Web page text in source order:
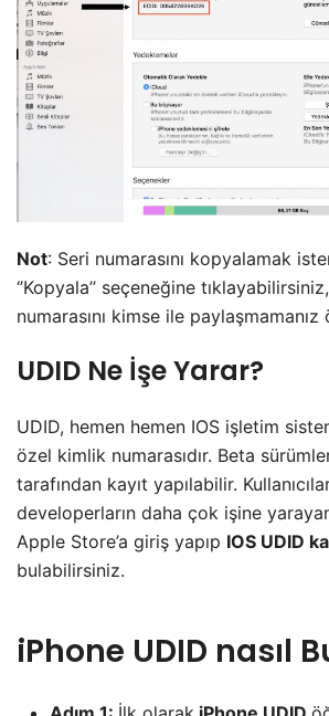
Not: Seri numarasını kopyalamak
‘’Kopyala’’ seçeneğine
numarasını kimse ile paylaşmamanız
UDID Ne İşe Yarar?
UDID, hemen hemen IOS işletim
özel kimlik numarasıdır. Beta
tarafından kayıt yapılabilir.
developerların daha çok işine
Apple Store’a giriş yapıp IOS UDID
bulabilirsiniz.
iPhone UDID nasıl